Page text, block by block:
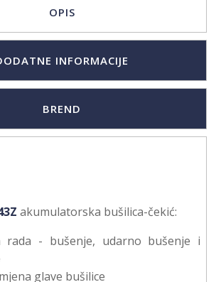
OPIS
INFORMACIJE
BREND
akumulatorska bušilica-čekić:
rada - bušenje, udarno bušenje i
glave bušilice